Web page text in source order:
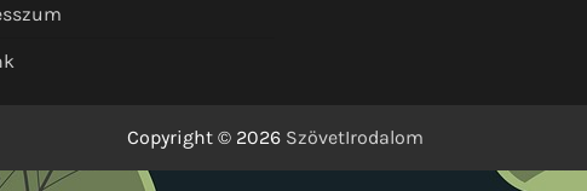
Copyright © 2026 SzövetIrodalom